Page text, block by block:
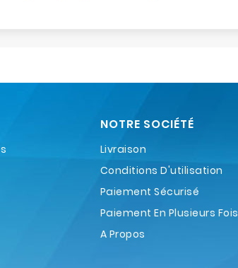
NOTRE SOCIÉTÉ
Livraison
Conditions D'utilisation
Paiement Sécurisé
Paiement En Plusieurs Fois
A Propos